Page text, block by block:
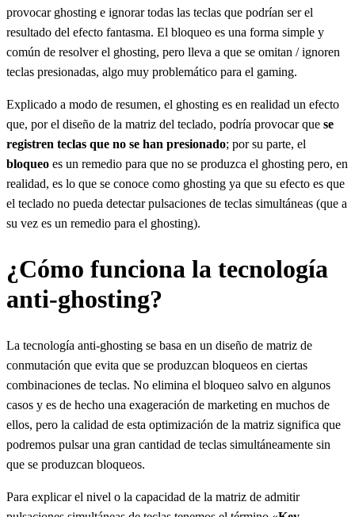
provocar ghosting e ignorar todas las teclas que podrían ser el
resultado del efecto fantasma. El bloqueo es una forma simple y
común de resolver el ghosting, pero lleva a que se omitan / ignoren
teclas presionadas, algo muy problemático para el gaming.
Explicado a modo de resumen, el ghosting es en realidad un efecto
que, por el diseño de la matriz del teclado, podría provocar que se
registren teclas que no se han presionado; por su parte, el
bloqueo es un remedio para que no se produzca el ghosting pero, en
realidad, es lo que se conoce como ghosting ya que su efecto es que
el teclado no pueda detectar pulsaciones de teclas simultáneas (que a
su vez es un remedio para el ghosting).
¿Cómo funciona la tecnología
anti-ghosting?
La tecnología anti-ghosting se basa en un diseño de matriz de
conmutación que evita que se produzcan bloqueos en ciertas
combinaciones de teclas. No elimina el bloqueo salvo en algunos
casos y es de hecho una exageración de marketing en muchos de
ellos, pero la calidad de esta optimización de la matriz significa que
podremos pulsar una gran cantidad de teclas simultáneamente sin
que se produzcan bloqueos.
Para explicar el nivel o la capacidad de la matriz de admitir